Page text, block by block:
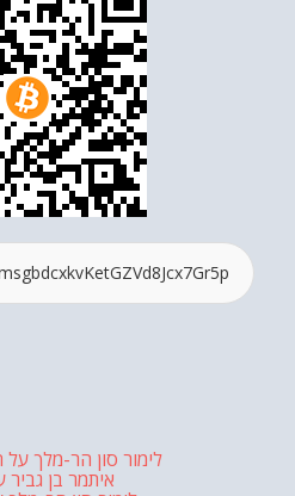
לימור סון הר-מלך
איתמר בן